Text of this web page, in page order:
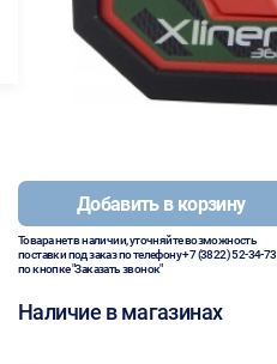
Добавить в корзину
Товара нет в наличии, уточняйте возможность
поставки под заказ по телефону+7 (3822) 52-34-73
по кнопке "Заказать звонок"
Наличие в магазинах